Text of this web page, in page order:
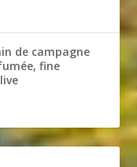
de campagne
fine